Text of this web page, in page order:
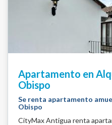
Apartamento en
Obispo
Se renta apartamento
Obispo
CityMax Antigua renta